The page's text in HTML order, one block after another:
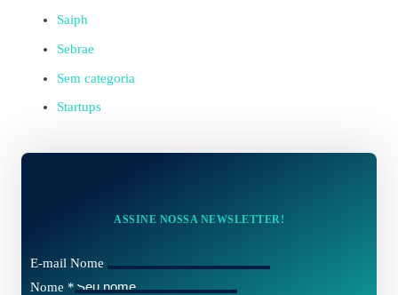
Saiph
Sebrae
Sem categoria
Startups
ASSINE NOSSA NEWSLETTER!
E-mail Nome
Nome *